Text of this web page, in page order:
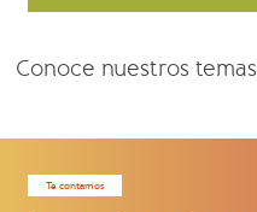
Conoce nuestros
Te contamos